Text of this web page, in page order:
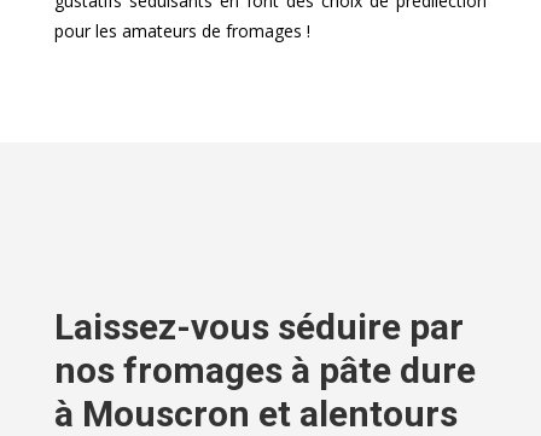
pour les amateurs de fromages !
Laissez-vous séduire par
nos fromages à pâte dure
à Mouscron et alentours